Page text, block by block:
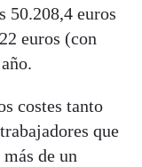
50.208,4 euros
euros (con
costes tanto
que
de un